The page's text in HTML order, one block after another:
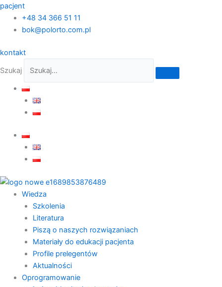
Przejdź
treści
pacjent
+48 34 366 51 11
bok@polorto.com.pl
kontakt
Szukaj
Wiedza
Szkolenia
Literatura
Piszą o naszych rozwiązaniach
Materiały do edukacji pacjenta
Profile prelegentów
Aktualności
Oprogramowanie